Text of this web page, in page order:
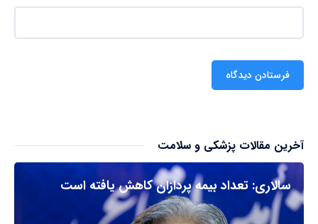
آخرین مقالات پزشکی و سلامت
سالاری: تعداد بیمه پردازان کاهش یافته است